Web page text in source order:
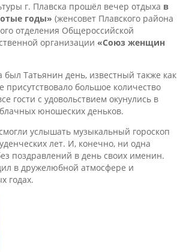
г. Плавска прошёл вечер отдыха в
годы» (женсовет Плавского района
отделения Общероссийской
организации «Союз женщин
был Татьянин день, известный также как
присутствовало большое количество
гости с удовольствием окунулись в
юношеских деньков.
услышать музыкальный гороскоп
лет. И, конечно, ни одна
поздравлений в день своих именин.
в дружелюбной атмосфере и
годах.